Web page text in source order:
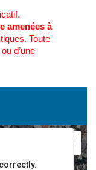
amenées à
Toute
d’une